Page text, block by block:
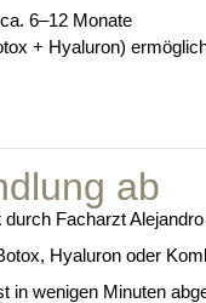
6–12 Monate
+ Hyaluron)
ab
durch Facharzt
Hyaluron oder
in wenigen Minuten